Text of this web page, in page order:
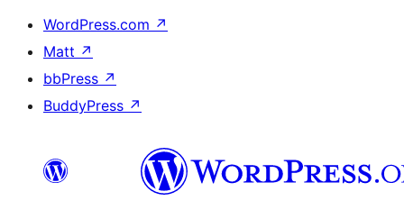
WordPress.com ↗
Matt ↗
bbPress ↗
BuddyPress ↗